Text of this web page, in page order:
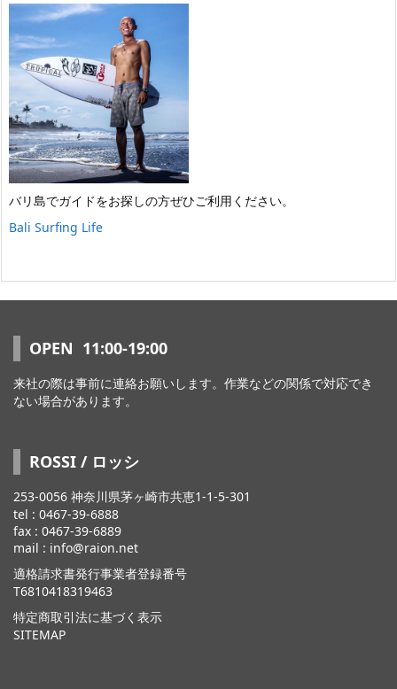
バリ島でガイドをお探しの方ぜひご利用ください。
Bali Surfing Life
OPEN 11:00-19:00
来社の際は事前に連絡お願いします。作業などの関係で対応でき
ない場合があります。
ROSSI / ロッシ
253-0056 神奈川県茅ヶ崎市共恵1-1-5-301
tel : 0467-39-6888
fax : 0467-39-6889
mail : info@raion.net
適格請求書発行事業者登録番号
T6810418319463
特定商取引法に基づく表示
SITEMAP